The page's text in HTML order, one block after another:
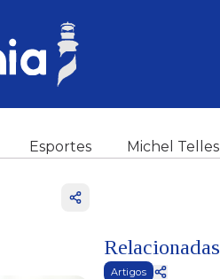
Esportes Michel Telles
Relacionadas
Artigos